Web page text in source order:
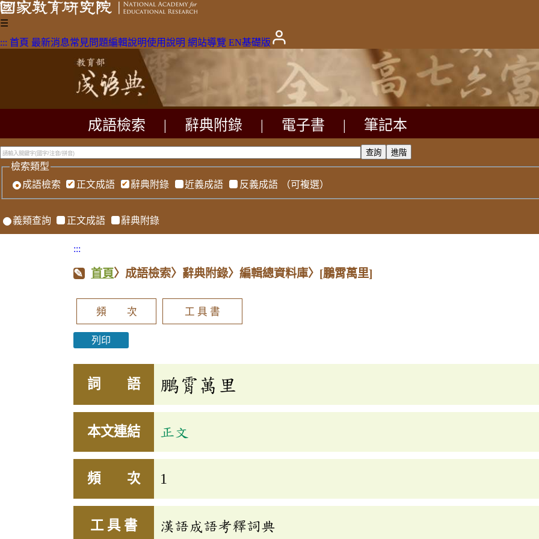
☰
::: 首頁 最新消息常見問題編輯說明使用說明 網站導覽 EN基礎版
成語檢索 辭典附錄 電子書 筆記本
檢索類型
成語檢索
正文成語 辭典附錄 近義成語 反義成語 （可複選）
義類查詢 正文成語 辭典附錄
:::
首頁〉成語檢索〉辭典附錄〉編輯總資料庫〉 [鵬霄萬里]
頻 次 工 具 書
列印
詞 語 鵬霄萬里
本文連結 正文
頻 次 1
工 具 書 漢語成語考釋詞典